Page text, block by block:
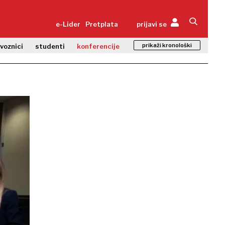
e-Lider Pretplata prijavi se
studenti konferencije prikaži kronološki